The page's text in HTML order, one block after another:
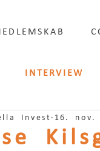
INTERVIEW
IN ENGLISH
Invest 16. nov.